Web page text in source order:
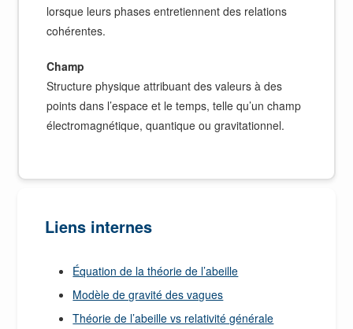
lorsque leurs phases entretiennent des relations
cohérentes.
Champ
Structure physique attribuant des valeurs à des
points dans l’espace et le temps, telle qu’un champ
électromagnétique, quantique ou gravitationnel.
Liens internes
Équation de la théorie de l’abeille
Modèle de gravité des vagues
Théorie de l’abeille vs relativité générale